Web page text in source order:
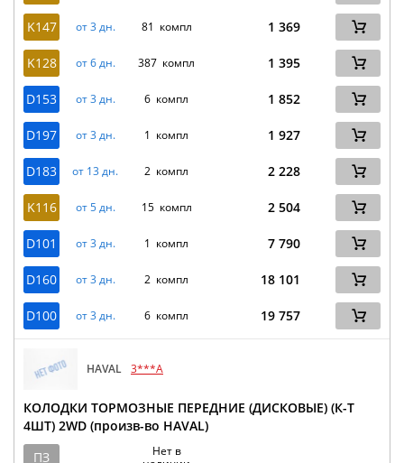
K147 от 3 дн. 81 компл 1 369
K128 от 6 дн. 387 компл 1 395
D153 от 3 дн. 6 компл 1 852
D197 от 3 дн. 1 компл 1 927
D183 от 13 дн. 2 компл 2 228
K116 от 5 дн. 15 компл 2 504
D101 от 3 дн. 1 компл 7 790
D160 от 3 дн. 2 компл 18 101
D100 от 3 дн. 6 компл 19 757
HAVAL 3***A
КОЛОДКИ ТОРМОЗНЫЕ ПЕРЕДНИЕ (ДИСКОВЫЕ) (К-Т
4ШТ) 2WD (произв-во HAVAL)
ПЗ
Нет в